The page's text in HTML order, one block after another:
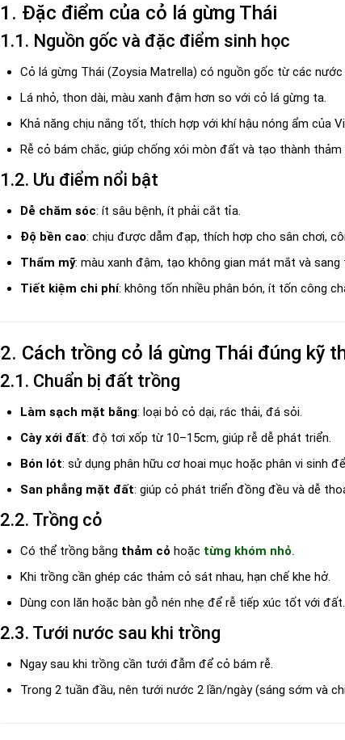
1. Đặc điểm của cỏ lá gừng Thái
1.1. Nguồn gốc và đặc điểm sinh học
Cỏ lá gừng Thái (Zoysia Matrella) có nguồn gốc từ các
Lá nhỏ, thon dài, màu xanh đậm hơn so với cỏ lá gừng ta.
Khả năng chịu nắng tốt, thích hợp với khí hậu nóng ẩm của
Rễ cỏ bám chắc, giúp chống xói mòn đất và tạo thành thảm
1.2. Ưu điểm nổi bật
Dễ chăm sóc: ít sâu bệnh, ít phải cắt tỉa.
Độ bền cao: chịu được dẫm đạp, thích hợp cho sân chơi,
Thẩm mỹ: màu xanh đậm, tạo không gian mát mắt và sang
Tiết kiệm chi phí: không tốn nhiều phân bón, ít tốn công
2. Cách trồng cỏ lá gừng Thái đúng kỹ
2.1. Chuẩn bị đất trồng
Làm sạch mặt bằng: loại bỏ cỏ dại, rác thải, đá sỏi.
Cày xới đất: độ tơi xốp từ 10–15cm, giúp rễ dễ phát triển.
Bón lót: sử dụng phân hữu cơ hoai mục hoặc phân vi sinh
San phẳng mặt đất: giúp cỏ phát triển đồng đều và dễ
2.2. Trồng cỏ
Có thể trồng bằng thảm cỏ hoặc từng khóm nhỏ.
Khi trồng cần ghép các thảm cỏ sát nhau, hạn chế khe hở.
Dùng con lăn hoặc bàn gỗ nén nhẹ để rễ tiếp xúc tốt với đất.
2.3. Tưới nước sau khi trồng
Ngay sau khi trồng cần tưới đẫm để cỏ bám rễ.
Trong 2 tuần đầu, nên tưới nước 2 lần/ngày (sáng sớm và